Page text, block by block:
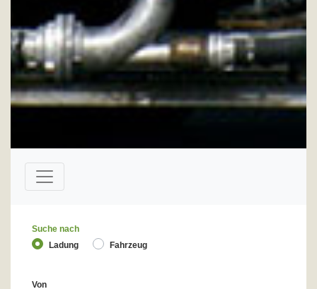
Suche nach
Ladung
Fahrzeug
Von